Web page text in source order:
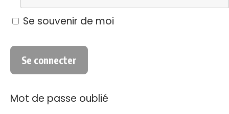
Se souvenir de moi
Mot de passe oublié